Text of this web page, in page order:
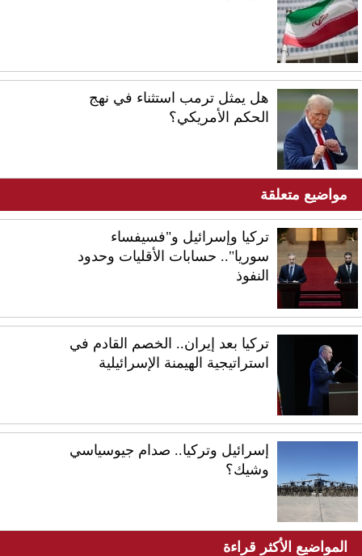
هل يمثل ترمب استثناء في نهج
الحكم الأمريكي؟
مواضيع متعلقة
تركيا وإسرائيل و"فسيفساء
سوريا".. حسابات الأقليات وحدود
النفوذ
تركيا بعد إيران.. الخصم القادم في
استراتيجية الهيمنة الإسرائيلية
إسرائيل وتركيا.. صدام جيوسياسي
وشيك؟
المواضيع الأكثر قراءة